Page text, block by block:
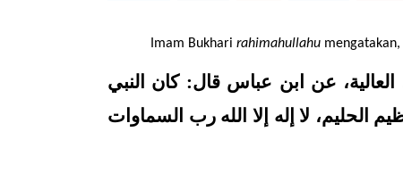
Imam Bukhari rahimahullahu mengatakan,